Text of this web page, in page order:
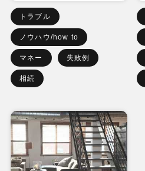
トラブル
ノウハウ/how to
マネー 失敗例
相続